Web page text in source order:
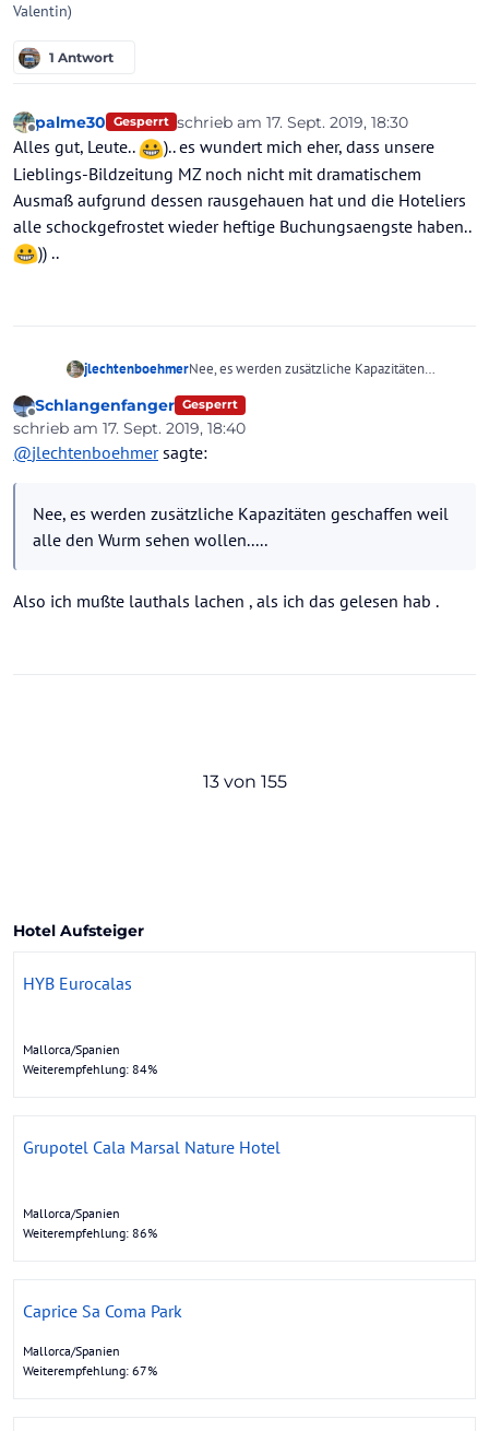
Valentin)
1 Antwort
Offline
palme30 Gesperrt schrieb am 17. Sept. 2019, 18:30
zuletzt editiert von
Alles gut, Leute..
).. es wundert mich eher, dass unsere
Lieblings-Bildzeitung MZ noch nicht mit dramatischem
Ausmaß aufgrund dessen rausgehauen hat und die Hoteliers
alle schockgefrostet wieder heftige Buchungsaengste haben..
)) ..
jlechtenboehmerNee, es werden zusätzliche Kapazitäten
wollen.....
Offline
Schlangenfanger Gesperrt
schrieb am 17. Sept. 2019, 18:40
zuletzt editiert von
@jlechtenboehmersagte:
Nee, es werden zusätzliche Kapazitäten geschaffen weil
alle den Wurm sehen wollen.....
Also ich mußte lauthals lachen , als ich das gelesen hab .
13 von 155
Hotel Aufsteiger
HYB Eurocalas
Mallorca/Spanien
Weiterempfehlung: 84%
Grupotel Cala Marsal Nature Hotel
Mallorca/Spanien
Weiterempfehlung: 86%
Caprice Sa Coma Park
Mallorca/Spanien
Weiterempfehlung: 67%